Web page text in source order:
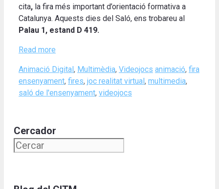
cita, la fira més important d’orientació formativa a
Catalunya. Aquests dies del Saló, ens trobareu al
Palau 1, estand D 419.
Read more
Categories
Animació Digital, Multimèdia, Videojocs Tags
animació, fira
ensenyament, fires, joc realitat virtual, multimedia,
saló de l'ensenyament, videojocs
Cercador